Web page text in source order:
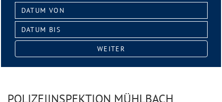
Datum
von:
Datum
bis:
WEITER
POLIZEIINSPEKTION MÜHLBACH